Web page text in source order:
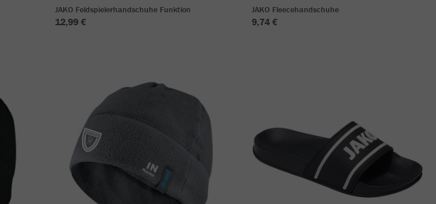
JAKO Feldspielerhandschuhe Funktion
12,99 €
JAKO Fleecehandschuhe
9,74 €